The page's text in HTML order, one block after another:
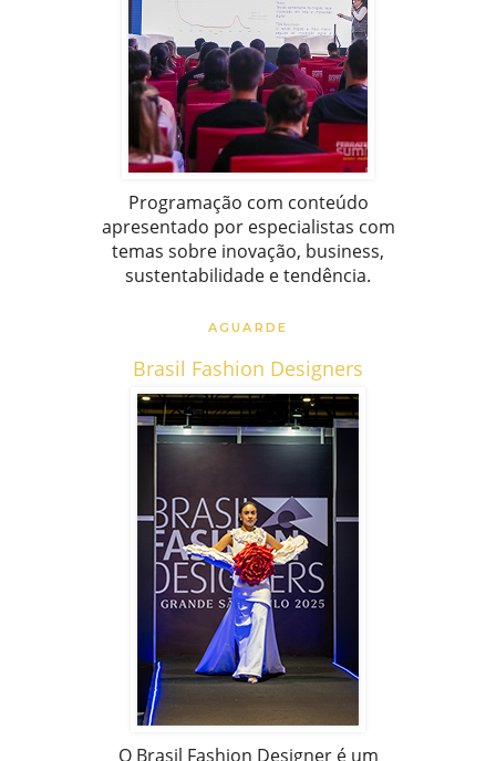
Programação com conteúdo
apresentado por especialistas com
temas sobre inovação, business,
sustentabilidade e tendência.
AGUARDE
Brasil Fashion Designers
O Brasil Fashion Designer é um